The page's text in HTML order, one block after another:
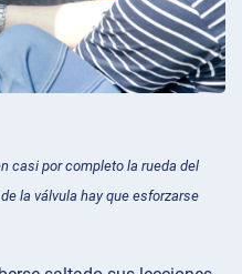
casi por completo la rueda del
la válvula hay que esforzarse